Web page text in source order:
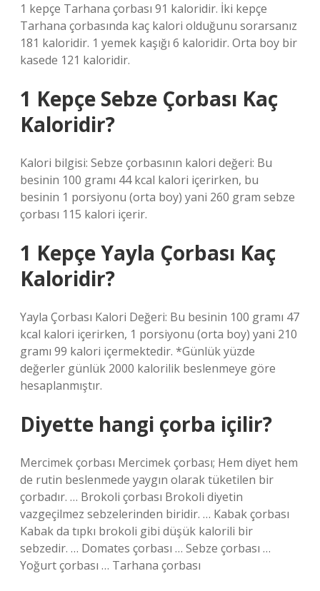
1 kepçe Tarhana çorbası 91 kaloridir. İki kepçe
Tarhana çorbasında kaç kalori olduğunu sorarsanız
181 kaloridir. 1 yemek kaşığı 6 kaloridir. Orta boy bir
kasede 121 kaloridir.
1 Kepçe Sebze Çorbası Kaç
Kaloridir?
Kalori bilgisi: Sebze çorbasının kalori değeri: Bu
besinin 100 gramı 44 kcal kalori içerirken, bu
besinin 1 porsiyonu (orta boy) yani 260 gram sebze
çorbası 115 kalori içerir.
1 Kepçe Yayla Çorbası Kaç
Kaloridir?
Yayla Çorbası Kalori Değeri: Bu besinin 100 gramı 47
kcal kalori içerirken, 1 porsiyonu (orta boy) yani 210
gramı 99 kalori içermektedir. *Günlük yüzde
değerler günlük 2000 kalorilik beslenmeye göre
hesaplanmıştır.
Diyette hangi çorba içilir?
Mercimek çorbası Mercimek çorbası; Hem diyet hem
de rutin beslenmede yaygın olarak tüketilen bir
çorbadır. … Brokoli çorbası Brokoli diyetin
vazgeçilmez sebzelerinden biridir. … Kabak çorbası
Kabak da tıpkı brokoli gibi düşük kalorili bir
sebzedir. … Domates çorbası … Sebze çorbası …
Yoğurt çorbası … Tarhana çorbası